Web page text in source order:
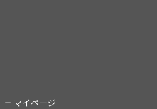
マイページ